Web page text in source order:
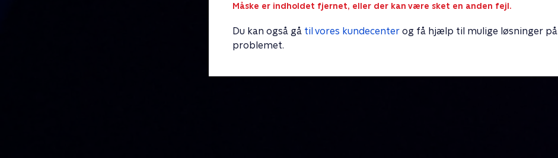
Måske er indholdet fjernet, eller der kan være sket en anden fejl.
Du kan også gå til vores kundecenter og få hjælp til mulige løsninger på
problemet.